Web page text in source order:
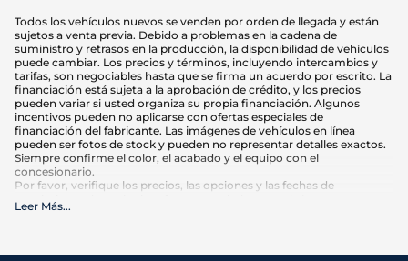
Todos los vehículos nuevos se venden por orden de llegada y están
sujetos a venta previa. Debido a problemas en la cadena de
suministro y retrasos en la producción, la disponibilidad de vehículos
puede cambiar. Los precios y términos, incluyendo intercambios y
tarifas, son negociables hasta que se firma un acuerdo por escrito. La
financiación está sujeta a la aprobación de crédito, y los precios
pueden variar si usted organiza su propia financiación. Algunos
incentivos pueden no aplicarse con ofertas especiales de
financiación del fabricante. Las imágenes de vehículos en línea
pueden ser fotos de stock y pueden no representar detalles exactos.
Siempre confirme el color, el acabado y el equipo con el
concesionario.
Por favor, verifique los precios, las opciones y las fechas de
compra. El kilometraje puede variar en función de los hábitos de
utilizarse sólo para comparación.
Leer Más...